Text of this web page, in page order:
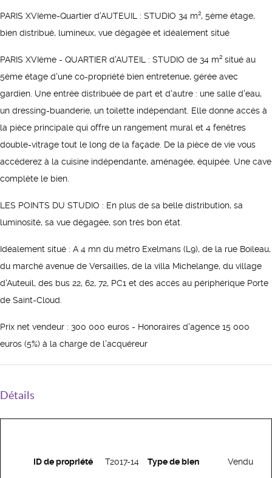
PARIS XVIème-Quartier d'AUTEUIL : STUDIO 34 m², 5ème étage,
bien distribué, lumineux, vue dégagée et idéalement situé
PARIS XVIème - QUARTIER d'AUTEIL : STUDIO de 34 m² situé au
5ème étage d'une co-propriété bien entretenue, gérée avec
gardien. Une entrée distribuée de part et d'autre : une salle d'eau,
un dressing-buanderie, un toilette indépendant. Elle donne accès à
la pièce principale qui offre un rangement mural et 4 fenêtres
double-vitrage tout le long de la façade. De la pièce de vie vous
accéderez à la cuisine indépendante, aménagée, équipée. Une cave
complète le bien.
LES POINTS DU STUDIO : En plus de sa belle distribution, sa
luminosité, sa vue dégagée, son très bon état.
Idéalement situé : A 4 mn du métro Exelmans (L9), de la rue Boileau,
du marché avenue de Versailles, de la villa Michelange, du village
d'Auteuil, des bus 22, 62, 72, PC1 et des accès au périphérique Porte
de Saint-Cloud.
Prix net vendeur : 300 000 euros - Honoraires d'agence 15 000
euros (5%) à la charge de l'acquéreur
Détails
ID de propriété
T2017-14
Type de bien
Vendu